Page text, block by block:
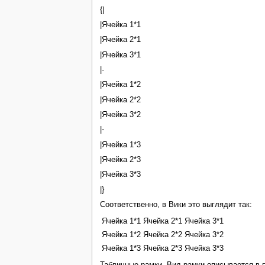
{|
|Ячейка 1*1
|Ячейка 2*1
|Ячейка 3*1
|-
|Ячейка 1*2
|Ячейка 2*2
|Ячейка 3*2
|-
|Ячейка 1*3
|Ячейка 2*3
|Ячейка 3*3
|}
Соответственно, в Вики это выглядит так:
Ячейка 1*1 Ячейка 2*1 Ячейка 3*1
Ячейка 1*2 Ячейка 2*2 Ячейка 3*2
Ячейка 1*3 Ячейка 2*3 Ячейка 3*3